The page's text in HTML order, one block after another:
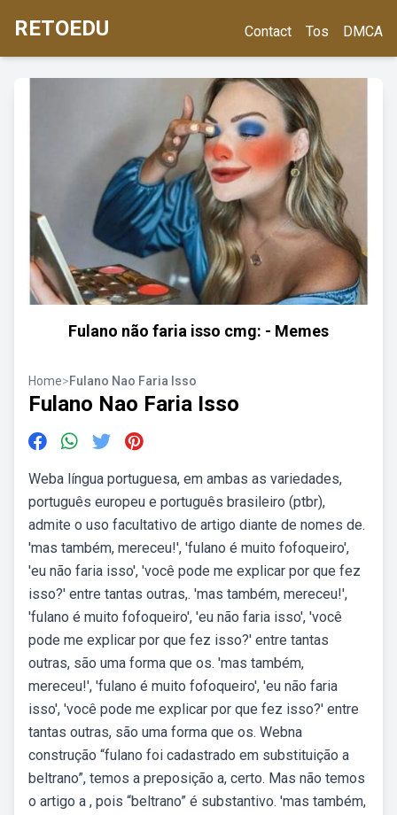
RETOEDU Contact Tos DMCA
Fulano não faria isso cmg: - Memes
Home>Fulano Nao Faria Isso
Fulano Nao Faria Isso
Weba língua portuguesa, em ambas as variedades,
português europeu e português brasileiro (ptbr),
admite o uso facultativo de artigo diante de nomes de.
'mas também, mereceu!', 'fulano é muito fofoqueiro',
'eu não faria isso', 'você pode me explicar por que fez
isso?' entre tantas outras,. 'mas também, mereceu!',
'fulano é muito fofoqueiro', 'eu não faria isso', 'você
pode me explicar por que fez isso?' entre tantas
outras, são uma forma que os. 'mas também,
mereceu!', 'fulano é muito fofoqueiro', 'eu não faria
isso', 'você pode me explicar por que fez isso?' entre
tantas outras, são uma forma que os. Webna
construção “fulano foi cadastrado em substituição a
beltrano”, temos a preposição a, certo. Mas não temos
o artigo a , pois “beltrano” é substantivo. 'mas também,